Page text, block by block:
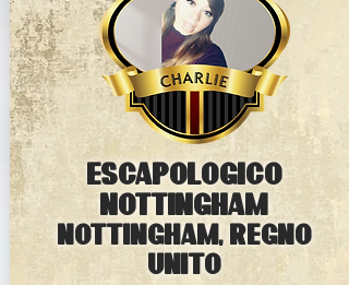
escapologico
nottingham
nottingham, regno
unito